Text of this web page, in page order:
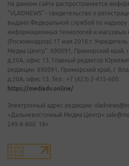
На данном сайте распространяется
"VLADNEWS" - свидетельство о
выдано Федеральной службой по надзору
информационных технологий и массовых
(Роскомнадзор) 17 мая 2018 г.
Медиа Центр". 690091, Приморский край,
д.20А, офис 13. Главный редактор
редакции: 690091, Приморский край, г.
д.20А, офис 13. Тел.: +7 (423) 2-415-600.
https://mediadv.online/
Электронный адрес редакции:
«Дальневосточный Медиа Центр»
249-8-800. 18+